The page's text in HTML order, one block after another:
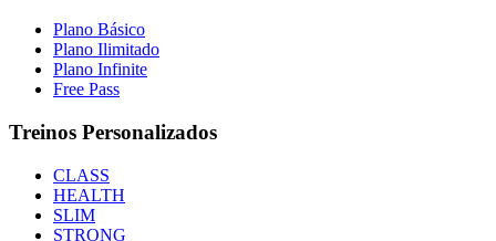
Plano Básico
Plano Ilimitado
Plano Infinite
Free Pass
Treinos Personalizados
CLASS
HEALTH
SLIM
STRONG